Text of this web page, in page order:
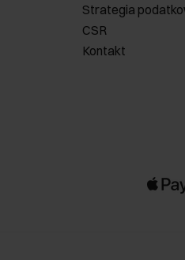
Strategia
CSR
Kontakt